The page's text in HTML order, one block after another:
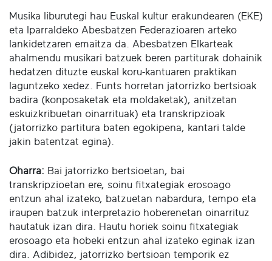
Musika liburutegi hau Euskal kultur erakundearen (EKE)
eta Iparraldeko Abesbatzen Federazioaren arteko
lankidetzaren emaitza da. Abesbatzen Elkarteak
ahalmendu musikari batzuek beren partiturak dohainik
hedatzen dituzte euskal koru-kantuaren praktikan
laguntzeko xedez. Funts horretan jatorrizko bertsioak
badira (konposaketak eta moldaketak), anitzetan
eskuizkribuetan oinarrituak) eta transkripzioak
(jatorrizko partitura baten egokipena, kantari talde
jakin batentzat egina).
Oharra: Bai jatorrizko bertsioetan, bai
transkripzioetan ere, soinu fitxategiak erosoago
entzun ahal izateko, batzuetan nabardura, tempo eta
iraupen batzuk interpretazio hoberenetan oinarrituz
hautatuk izan dira. Hautu horiek soinu fitxategiak
erosoago eta hobeki entzun ahal izateko eginak izan
dira. Adibidez, jatorrizko bertsioan temporik ez